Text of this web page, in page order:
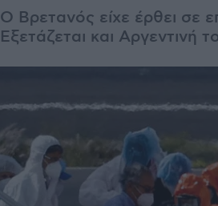
Ο Βρετανός είχε έρθει σε
Εξετάζεται και Αργεντινή